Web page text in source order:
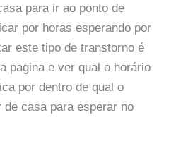
para ir ao ponto de
por horas esperando por
este tipo de transtorno é
pagina e ver qual o horário
por dentro de qual o
de casa para esperar no